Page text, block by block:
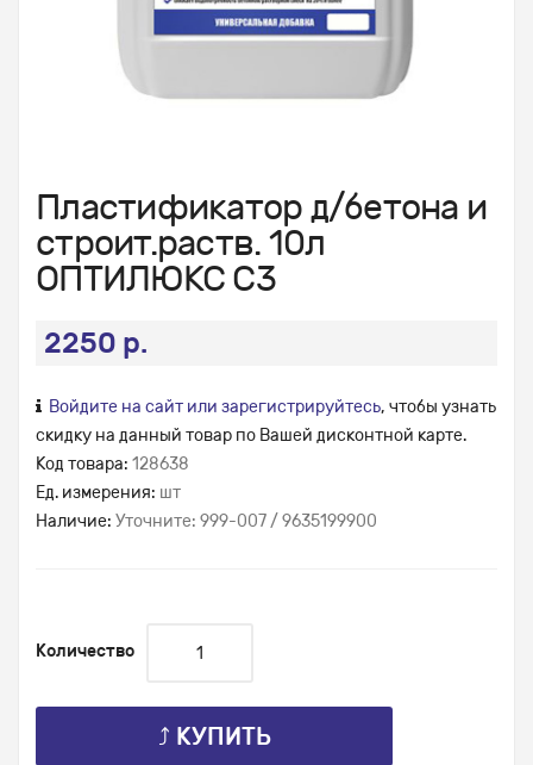
Пластификатор д/бетона и
строит.раств. 10л
ОПТИЛЮКС С3
2250 р.
Войдите на сайт или зарегистрируйтесь, чтобы узнать
скидку на данный товар по Вашей дисконтной карте.
Код товара: 128638
Ед. измерения: шт
Наличие: Уточните: 999-007 / 9635199900
Количество
⤴ КУПИТЬ